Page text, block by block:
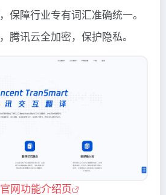
，保障行业专有词汇准确统一。
，腾讯云全加密，保护隐私。
官网功能介绍页